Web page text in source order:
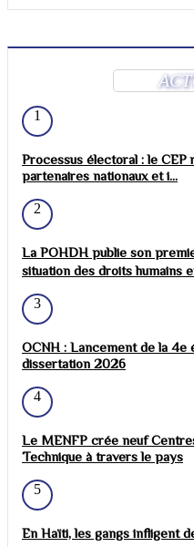
1
Processus électoral : le
partenaires nationaux et i...
2
La POHDH publie son
situation des droits humains
3
OCNH : Lancement de la 4e
dissertation 2026
4
Le MENFP crée neuf
Technique à travers le pays
5
En Haïti, les gangs infligent